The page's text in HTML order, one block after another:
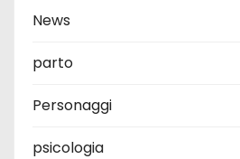
News
parto
Personaggi
psicologia